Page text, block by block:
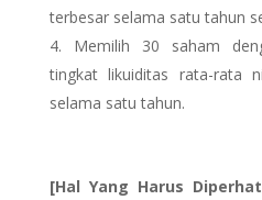
terbesar selama satu tahun
Memilih 30 saham
tingkat likuiditas rata-rata
selama satu tahun.
[Hal Yang Harus